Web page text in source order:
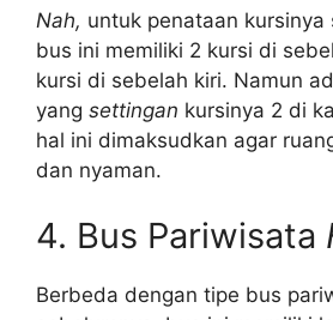
Nah, untuk penataan
bus ini memiliki 2 kursi di
kursi di sebelah kiri. Namun
yang settingan kursinya 2 di
hal ini dimaksudkan agar
dan nyaman.
4. Bus Pariwisata
Berbeda dengan tipe bus